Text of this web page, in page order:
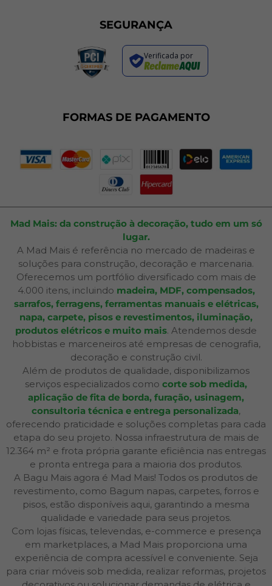
Trocas e Devoluções
Regras de Promoções
Termos de Uso
Plano de Corte
SEGURANÇA
Verificada por
FORMAS DE PAGAMENTO
Mad Mais: da construção à decoração, tudo em um só
lugar.
A Mad Mais é referência no mercado de madeiras e
soluções para construção, decoração e marcenaria.
Oferecemos um portfólio diversificado com mais de
4.000 itens, incluindo madeira, MDF, compensados,
sarrafos, ferragens, ferramentas manuais e elétricas,
napa, carpete, pisos e revestimentos, iluminação,
produtos elétricos e muito mais. Atendemos desde
hobbistas e marceneiros até empresas de cenografia,
decoração e construção civil.
Além de produtos de qualidade, disponibilizamos
serviços especializados como corte sob medida,
aplicação de fita de borda, furação, usinagem,
consultoria técnica e entrega personalizada,
oferecendo praticidade e soluções completas para cada
etapa do seu projeto. Nossa infraestrutura de mais de
12.364 m² e frota própria garante eficiência nas entregas
e pronta entrega para a maioria dos produtos.
A Bagu Mais agora é Mad Mais! Todos os produtos de
revestimento, como Bagum napas, carpetes, forros e
pisos, estão disponíveis aqui, garantindo a mesma
qualidade e variedade para seus projetos.
Com lojas físicas, televendas, e-commerce e presença
em marketplaces, a Mad Mais proporciona uma
experiência de compra acessível e conveniente. Seja
para criar móveis sob medida, realizar reformas, projetos